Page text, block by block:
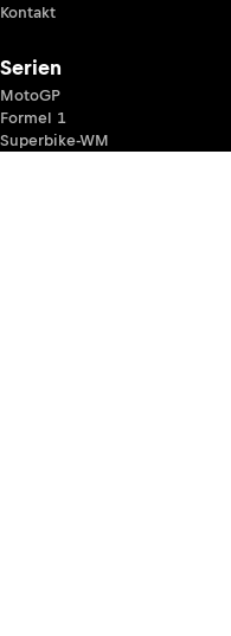
Kontakt
Serien
MotoGP
Formel 1
Superbike-WM